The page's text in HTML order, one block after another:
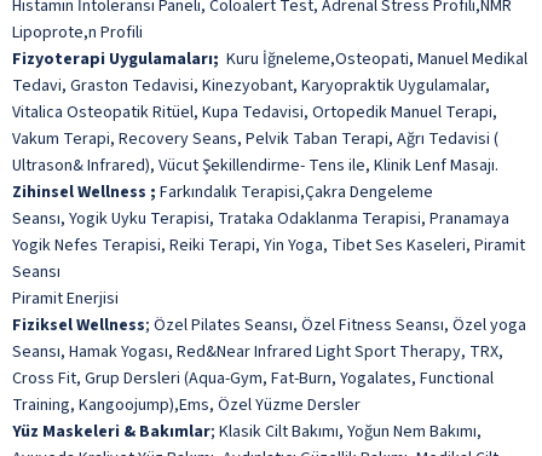
Histamin İntoleransı Paneli, Coloalert Test, Adrenal Stress Profili,NMR
Lipoprote,n Profili
Fizyoterapi Uygulamaları; Kuru İğneleme,Osteopati, Manuel Medikal
Tedavi, Graston Tedavisi, Kinezyobant, Karyopraktik Uygulamalar,
Vitalica Osteopatik Ritüel, Kupa Tedavisi, Ortopedik Manuel Terapi,
Vakum Terapi, Recovery Seans, Pelvik Taban Terapi, Ağrı Tedavisi (
Ultrason& Infrared), Vücut Şekillendirme- Tens ile, Klinik Lenf Masajı.
Zihinsel Wellness ; Farkındalık Terapisi,Çakra Dengeleme
Seansı, Yogik Uyku Terapisi, Trataka Odaklanma Terapisi, Pranamaya
Yogik Nefes Terapisi, Reiki Terapi, Yin Yoga, Tibet Ses Kaseleri, Piramit
Seansı
Piramit Enerjisi
Fiziksel Wellness; Özel Pilates Seansı, Özel Fitness Seansı, Özel yoga
Seansı, Hamak Yogası, Red&Near Infrared Light Sport Therapy, TRX,
Cross Fit, Grup Dersleri (Aqua-Gym, Fat-Burn, Yogalates, Functional
Training, Kangoojump),Ems, Özel Yüzme Dersler
Yüz Maskeleri & Bakımlar; Klasik Cilt Bakımı, Yoğun Nem Bakımı,